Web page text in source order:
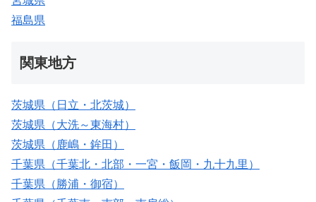
福島県
関東地方
茨城県（日立・北茨城）
茨城県（大洗～東海村）
茨城県（鹿嶋・鉾田）
千葉県（千葉北・北部・一宮・飯岡・九十九里）
千葉県（勝浦・御宿）